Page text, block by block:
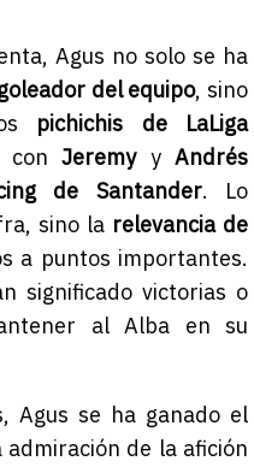
Agus no solo se ha
del equipo, sino
pichichis de LaLiga
conJeremyyAndrés
de Santander. Lo
sino la relevancia de
a puntos importantes.
significado victorias o
al Alba en su
Agus se ha ganado el
de la afición